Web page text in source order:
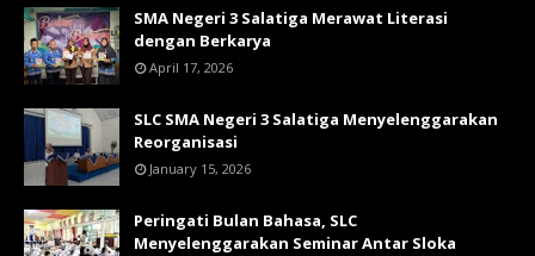
SMA Negeri 3 Salatiga Merawat Literasi
dengan Berkarya
April 17, 2026
SLC SMA Negeri 3 Salatiga Menyelenggarakan
Reorganisasi
January 15, 2026
Peringati Bulan Bahasa, SLC
Menyelenggarakan Seminar Antar Sloka